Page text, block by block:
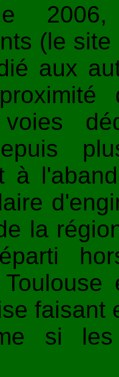
(le
aux
voies
à
la
faisant
si